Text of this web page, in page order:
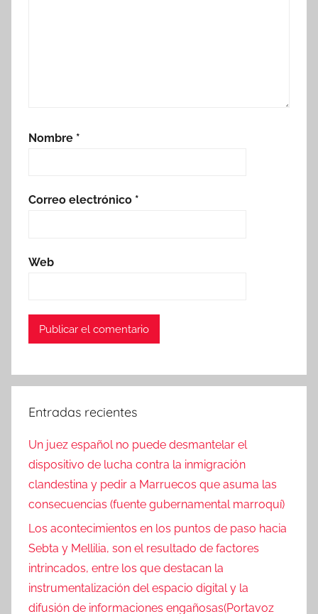
Nombre *
Correo electrónico *
Web
Entradas recientes
Un juez español no puede desmantelar el
dispositivo de lucha contra la inmigración
clandestina y pedir a Marruecos que asuma las
consecuencias (fuente gubernamental marroquí)
Los acontecimientos en los puntos de paso hacia
Sebta y Mellilia, son el resultado de factores
intrincados, entre los que destacan la
instrumentalización del espacio digital y la
difusión de informaciones engañosas(Portavoz